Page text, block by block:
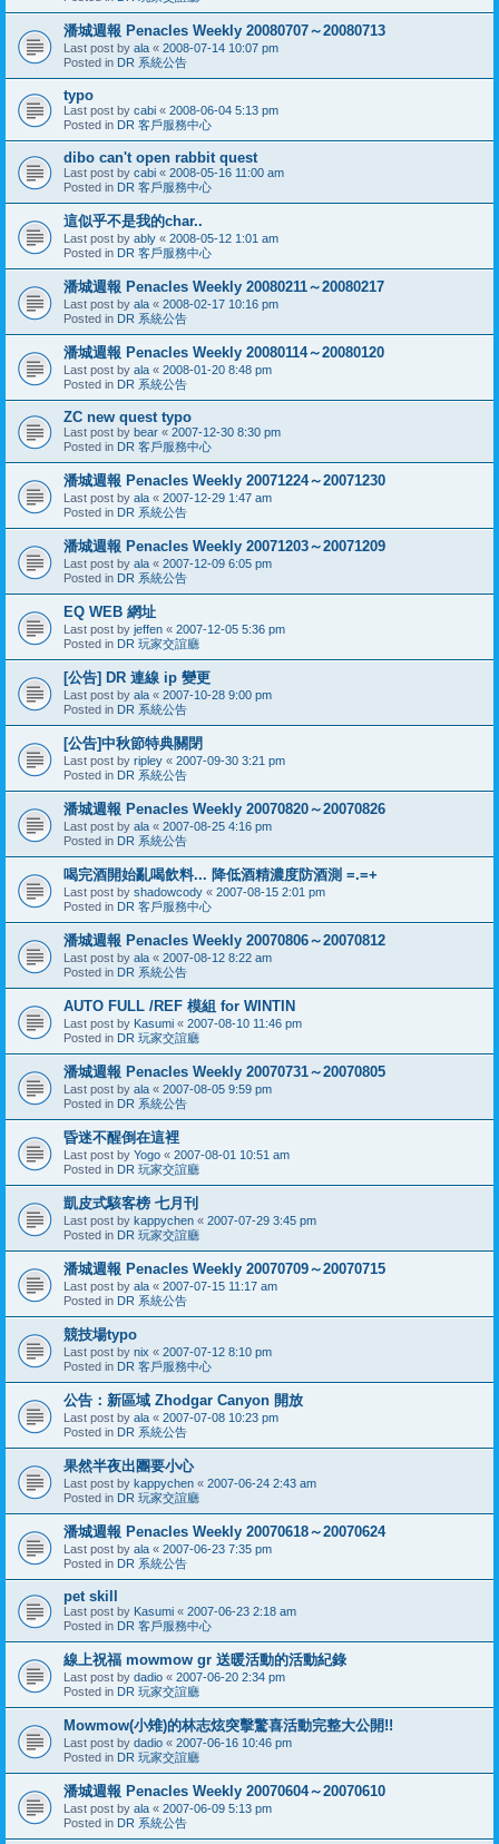
潘城週報 Penacles Weekly 20080707～20080713
Last post by ala « 2008-07-14 10:07 pm
Posted in DR 系統公告
typo
Last post by cabi « 2008-06-04 5:13 pm
Posted in DR 客戶服務中心
dibo can't open rabbit quest
Last post by cabi « 2008-05-16 11:00 am
Posted in DR 客戶服務中心
這似乎不是我的char..
Last post by ably « 2008-05-12 1:01 am
Posted in DR 客戶服務中心
潘城週報 Penacles Weekly 20080211～20080217
Last post by ala « 2008-02-17 10:16 pm
Posted in DR 系統公告
潘城週報 Penacles Weekly 20080114～20080120
Last post by ala « 2008-01-20 8:48 pm
Posted in DR 系統公告
ZC new quest typo
Last post by bear « 2007-12-30 8:30 pm
Posted in DR 客戶服務中心
潘城週報 Penacles Weekly 20071224～20071230
Last post by ala « 2007-12-29 1:47 am
Posted in DR 系統公告
潘城週報 Penacles Weekly 20071203～20071209
Last post by ala « 2007-12-09 6:05 pm
Posted in DR 系統公告
EQ WEB 網址
Last post by jeffen « 2007-12-05 5:36 pm
Posted in DR 玩家交誼廳
[公告] DR 連線 ip 變更
Last post by ala « 2007-10-28 9:00 pm
Posted in DR 系統公告
[公告]中秋節特典關閉
Last post by ripley « 2007-09-30 3:21 pm
Posted in DR 系統公告
潘城週報 Penacles Weekly 20070820～20070826
Last post by ala « 2007-08-25 4:16 pm
Posted in DR 系統公告
喝完酒開始亂喝飲料... 降低酒精濃度防酒測 =.=+
Last post by shadowcody « 2007-08-15 2:01 pm
Posted in DR 客戶服務中心
潘城週報 Penacles Weekly 20070806～20070812
Last post by ala « 2007-08-12 8:22 am
Posted in DR 系統公告
AUTO FULL /REF 模組 for WINTIN
Last post by Kasumi « 2007-08-10 11:46 pm
Posted in DR 玩家交誼廳
潘城週報 Penacles Weekly 20070731～20070805
Last post by ala « 2007-08-05 9:59 pm
Posted in DR 系統公告
昏迷不醒倒在這裡
Last post by Yogo « 2007-08-01 10:51 am
Posted in DR 玩家交誼廳
凱皮式駭客榜 七月刊
Last post by kappychen « 2007-07-29 3:45 pm
Posted in DR 玩家交誼廳
潘城週報 Penacles Weekly 20070709～20070715
Last post by ala « 2007-07-15 11:17 am
Posted in DR 系統公告
競技場typo
Last post by nix « 2007-07-12 8:10 pm
Posted in DR 客戶服務中心
公告：新區域 Zhodgar Canyon 開放
Last post by ala « 2007-07-08 10:23 pm
Posted in DR 系統公告
果然半夜出團要小心
Last post by kappychen « 2007-06-24 2:43 am
Posted in DR 玩家交誼廳
潘城週報 Penacles Weekly 20070618～20070624
Last post by ala « 2007-06-23 7:35 pm
Posted in DR 系統公告
pet skill
Last post by Kasumi « 2007-06-23 2:18 am
Posted in DR 客戶服務中心
線上祝福 mowmow gr 送暖活動的活動紀錄
Last post by dadio « 2007-06-20 2:34 pm
Posted in DR 玩家交誼廳
Mowmow(小雉)的林志炫突擊驚喜活動完整大公開!!
Last post by dadio « 2007-06-16 10:46 pm
Posted in DR 玩家交誼廳
潘城週報 Penacles Weekly 20070604～20070610
Last post by ala « 2007-06-09 5:13 pm
Posted in DR 系統公告